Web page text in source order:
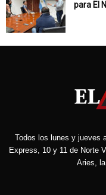
para El
Todos los lunes y jueves
Express, 10 y 11 de Norte
Aries,